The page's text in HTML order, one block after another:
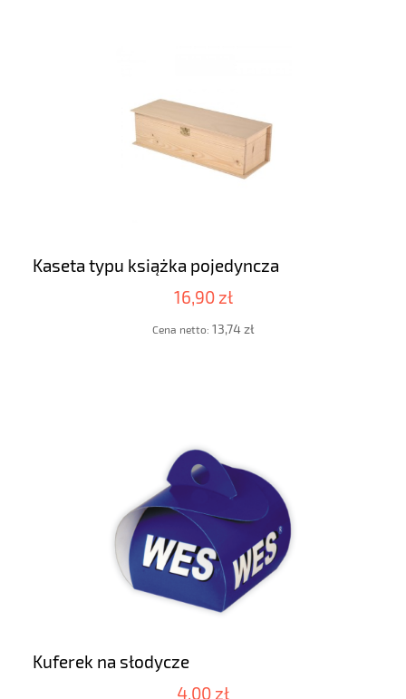
Kaseta typu książka pojedyncza
16,90 zł
Cena netto: 13,74 zł
Kuferek na słodycze
4,00 zł